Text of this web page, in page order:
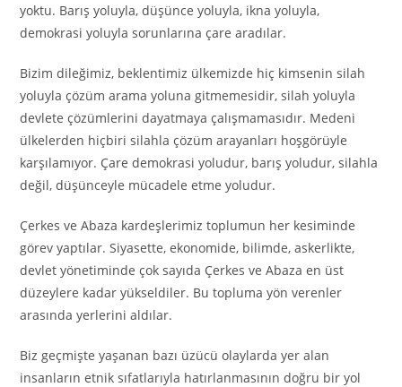
yoktu. Barış yoluyla, düşünce yoluyla, ikna yoluyla,
demokrasi yoluyla sorunlarına çare aradılar.
Bizim dileğimiz, beklentimiz ülkemizde hiç kimsenin silah
yoluyla çözüm arama yoluna gitmemesidir, silah yoluyla
devlete çözümlerini dayatmaya çalışmamasıdır. Medeni
ülkelerden hiçbiri silahla çözüm arayanları hoşgörüyle
karşılamıyor. Çare demokrasi yoludur, barış yoludur, silahla
değil, düşünceyle mücadele etme yoludur.
Çerkes ve Abaza kardeşlerimiz toplumun her kesiminde
görev yaptılar. Siyasette, ekonomide, bilimde, askerlikte,
devlet yönetiminde çok sayıda Çerkes ve Abaza en üst
düzeylere kadar yükseldiler. Bu topluma yön verenler
arasında yerlerini aldılar.
Biz geçmişte yaşanan bazı üzücü olaylarda yer alan
insanların etnik sıfatlarıyla hatırlanmasının doğru bir yol